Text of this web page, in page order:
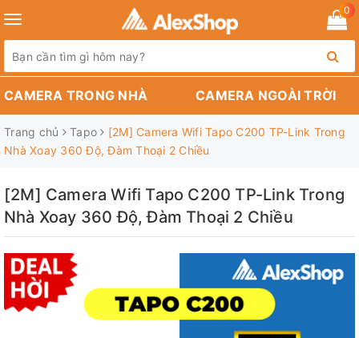
Toggle
navigation
0
CAMERA TRONG NHÀ CAMERA NGOÀI TRỜI
Trang chủ Tapo
[2M] Camera Wifi Tapo C200 TP-Link Trong
Nhà Xoay 360 Độ, Đàm Thoại 2 Chiều
[2M] Camera Wifi Tapo C200 TP-Link Trong
Nhà Xoay 360 Độ, Đàm Thoại 2 Chiều